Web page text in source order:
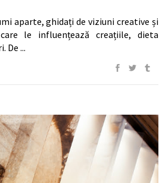
aparte, ghidați de viziuni creative și
le influențează creațiile, dieta
De